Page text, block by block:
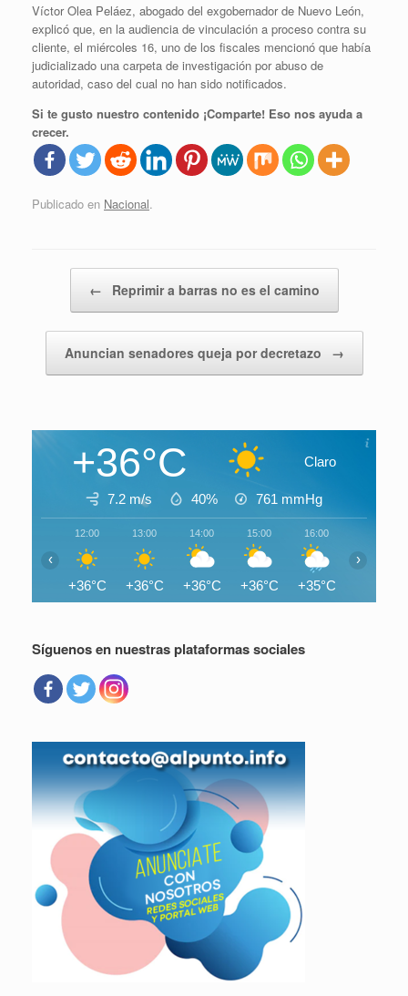
Víctor Olea Peláez, abogado del exgobernador de Nuevo León,
explicó que, en la audiencia de vinculación a proceso contra su
cliente, el miércoles 16, uno de los fiscales mencionó que había
judicializado una carpeta de investigación por abuso de
autoridad, caso del cual no han sido notificados.
Si te gusto nuestro contenido ¡Comparte! Eso nos ayuda a
crecer.
Publicado en Nacional.
← Reprimir a barras no es el camino
Anuncian senadores queja por decretazo →
+36°C Claro
7.2 m/s 40% 761 mmHg
12:00
+36°C
13:00
+36°C
14:00
+36°C
15:00
+36°C
16:00
+35°C
‹ ›
Síguenos en nuestras plataformas sociales